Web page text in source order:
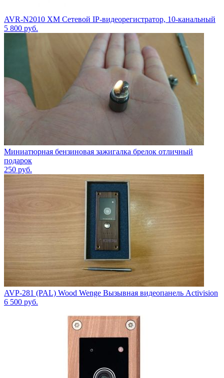
AVR-N2010 XM Сетевой IP-видеорегистратор, 10-канальный
5 800 руб.
Миниатюрная бензиновая зажигалка брелок отличный
подарок
250 руб.
AVP-281 (PAL) Wood Wenge Вызывная видеопанель Activision
6 500 руб.